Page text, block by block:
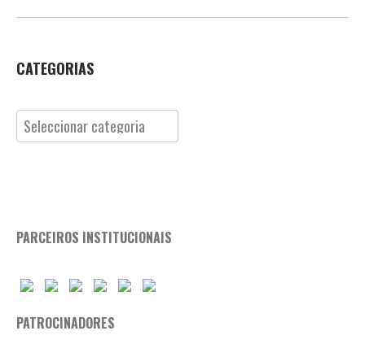
CATEGORIAS
Categorias
PARCEIROS INSTITUCIONAIS
PATROCINADORES